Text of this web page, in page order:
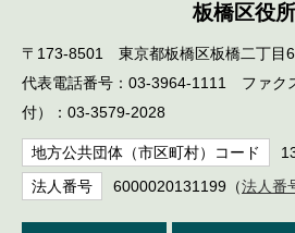
板橋区役所
〒173-8501 東京都板橋区板橋二丁目
代表電話番号：03-3964-1111 ファク
付）：03-3579-2028
地方公共団体（市区町村）コード
法人番号 6000020131199（法人番